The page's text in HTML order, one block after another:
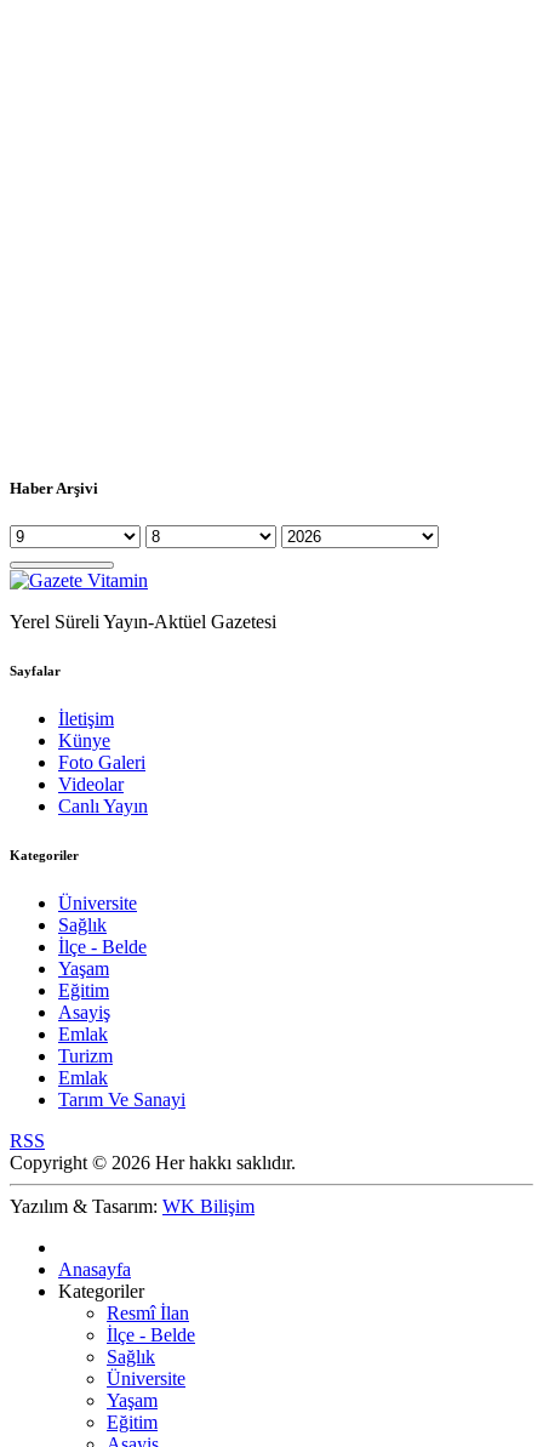
Haber Arşivi
Yerel Süreli Yayın-Aktüel Gazetesi
Sayfalar
İletişim
Künye
Foto Galeri
Videolar
Canlı Yayın
Kategoriler
Üniversite
Sağlık
İlçe - Belde
Yaşam
Eğitim
Asayiş
Emlak
Turizm
Emlak
Tarım Ve Sanayi
RSS
Copyright © 2026 Her hakkı saklıdır.
Yazılım & Tasarım: WK Bilişim
Anasayfa
Kategoriler
Resmî İlan
İlçe - Belde
Sağlık
Üniversite
Yaşam
Eğitim